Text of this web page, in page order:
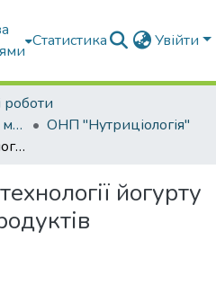
Статистика Увійти
роботи
Кваліфікаційні роботи магістрів
ОНП "Нутриціологія"
Удосконалення технології йогурту з додаванням продуктів бджільництва
йогурту